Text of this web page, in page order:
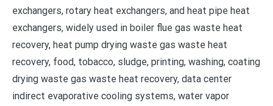
exchangers, rotary heat exchangers, and heat pipe heat
exchangers, widely used in boiler flue gas waste heat
recovery, heat pump drying waste gas waste heat
recovery, food, tobacco, sludge, printing, washing, coating
drying waste gas waste heat recovery, data center
indirect evaporative cooling systems, water vapor